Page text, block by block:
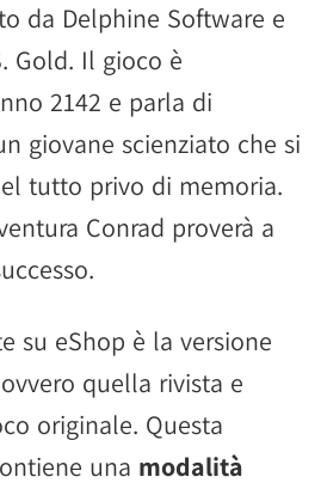
da Delphine Software e
Gold. Il gioco è
2142 e parla di
giovane scienziato che si
tutto privo di memoria.
Conrad proverà a
su eShop è la versione
quella rivista e
originale. Questa
una modalità